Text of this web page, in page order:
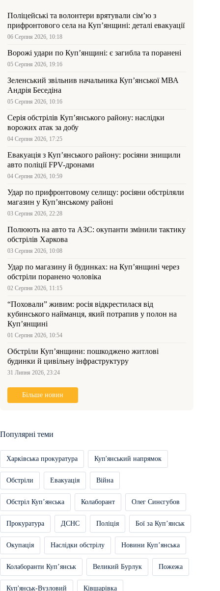
Поліцейські та волонтери врятували сім’ю з
прифронтового села на Куп’янщині: деталі евакуації
06 Серпня 2026, 10:18
Ворожі удари по Куп’янщині: є загибла та поранені
05 Серпня 2026, 19:16
Зеленський звільнив начальника Купʼянської МВА
Андрія Беседіна
05 Серпня 2026, 10:16
Серія обстрілів Куп’янського району: наслідки
ворожих атак за добу
04 Серпня 2026, 17:25
Евакуація з Куп’янського району: росіяни знищили
авто поліції FPV-дронами
04 Серпня 2026, 10:59
Удар по прифронтовому селищу: росіяни обстріляли
магазин у Куп’янському районі
03 Серпня 2026, 22:28
Полюють на авто та АЗС: окупанти змінили тактику
обстрілів Харкова
03 Серпня 2026, 10:08
Удар по магазину й будинках: на Куп’янщині через
обстріли поранено чоловіка
02 Серпня 2026, 11:15
“Поховали” живим: росія відкрестилася від
кубинського найманця, який потрапив у полон на
Куп’янщині
01 Серпня 2026, 10:54
Обстріли Куп’янщини: пошкоджено житлові
будинки й цивільну інфраструктуру
31 Липня 2026, 23:24
Більше новин
Популярні теми
Харківська прокуратура Куп'янський напрямок
Обстріли Евакуація Війна
Обстріл Купʼянська Колаборант Олег Синєгубов
Прокуратура ДСНС Поліція Бої за Купʼянськ
Окупація Наслідки обстрілу Новини Купʼянська
Колаборанти Купʼянськ Великий Бурлук Пожежа
Куп'янськ-Вузловий Ківшарівка